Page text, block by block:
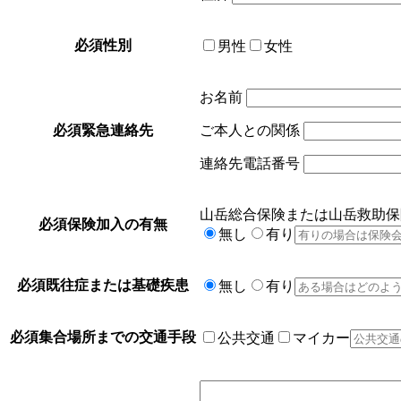
必須性別 男性 女性
必須緊急連絡先
お名前
ご本人との関係
連絡先電話番号
必須保険加入の有無
山岳総合保険または山岳救助
無し
有り
必須既往症または基礎疾患 無し 有り
必須集合場所までの交通手段 公共交通 マイカー